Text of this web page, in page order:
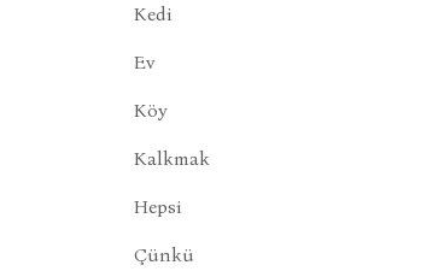
Kedi
Ev
Köy
Kalkmak
Hepsi
Çünkü